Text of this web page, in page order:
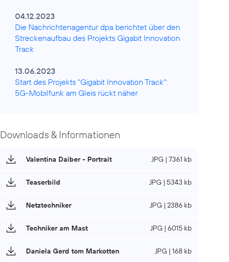
04.12.2023
Die Nachrichtenagentur dpa berichtet über den
Streckenaufbau des Projekts Gigabit Innovation
Track
13.06.2023
Start des Projekts "Gigabit Innovation Track":
5G-Mobilfunk am Gleis rückt näher
Downloads & Informationen
Valentina Daiber - Portrait JPG | 7361 kb
Teaserbild JPG | 5343 kb
Netztechniker JPG | 2386 kb
Techniker am Mast JPG | 6015 kb
Daniela Gerd tom Markotten JPG | 168 kb